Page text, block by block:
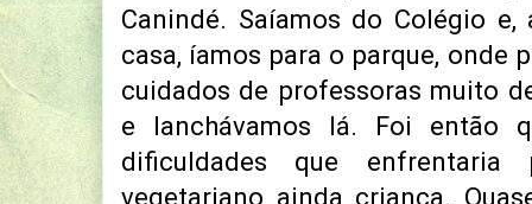
Canindé. Saíamos do Colégio
casa, íamos para o parque, onde
cuidados de professoras muito
e lanchávamos lá. Foi então
dificuldades que
vegetariano ainda criança.